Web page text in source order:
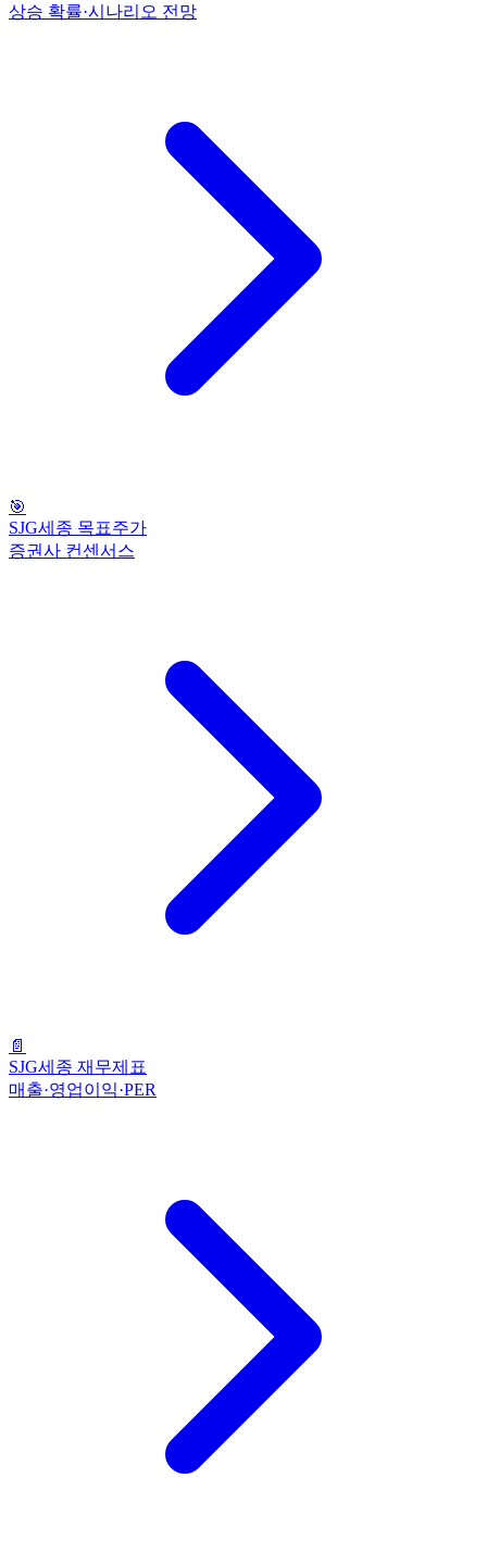
상승 확률·시나리오 전망
🎯
SJG세종 목표주가
증권사 컨센서스
📄
SJG세종 재무제표
매출·영업이익·PER